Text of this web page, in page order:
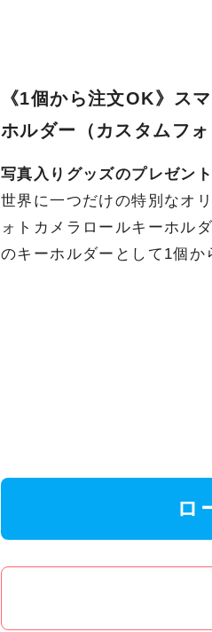
《1個から注文OK》ス
ホルダー（カスタムフ
写真入りグッズのプレゼン
世界に一つだけの特別なオ
ォトカメラロールキーホル
のキーホルダーとして1個か
ロ